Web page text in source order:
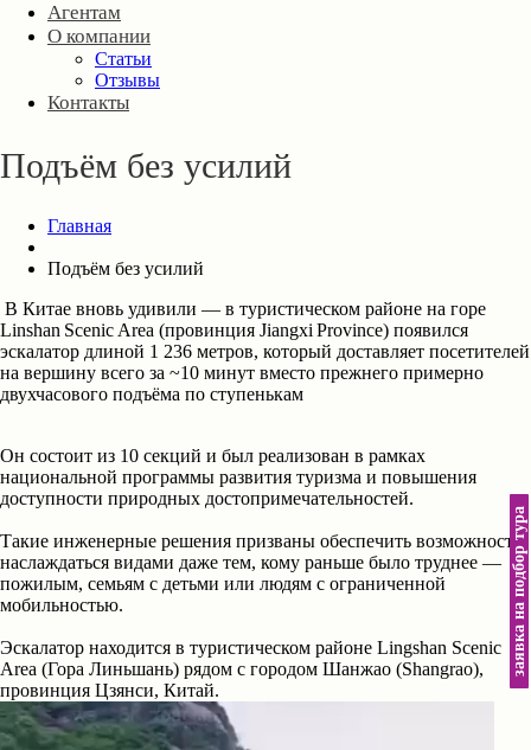
Агентам
О компании
Статьи
Отзывы
Контакты
Подъём без усилий
Главная
Подъём без усилий
В Китае вновь удивили — в туристическом районе на горе
Linshan Scenic Area (провинция Jiangxi Province) появился
эскалатор длиной 1 236 метров, который доставляет посетителей
на вершину всего за ~10 минут вместо прежнего примерно
двухчасового подъёма по ступенькам
Он состоит из 10 секций и был реализован в рамках
национальной программы развития туризма и повышения
доступности природных достопримечательностей.
Такие инженерные решения призваны обеспечить возможность
наслаждаться видами даже тем, кому раньше было труднее —
пожилым, семьям с детьми или людям с ограниченной
мобильностью.
Эскалатор находится в туристическом районе Lingshan Scenic
Area (Гора Линьшань) рядом с городом Шанжао (Shangrao),
провинция Цзянси, Китай.
заявка на подбор тура